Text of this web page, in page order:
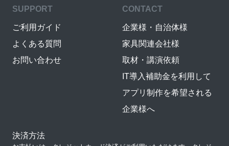
SUPPORT
ご利用ガイド
よくある質問
お問い合わせ
CONTACT
企業様・自治体様
家具関連会社様
取材・講演依頼
IT導入補助金を利用して
アプリ制作を希望される
企業様へ
決済方法